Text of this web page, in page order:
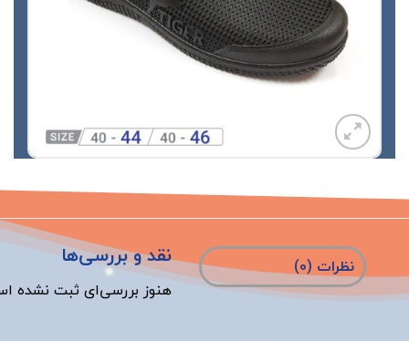
نظرات (0) نقد و بررسی‌ها
هنوز بررسی‌ای ثبت نشده